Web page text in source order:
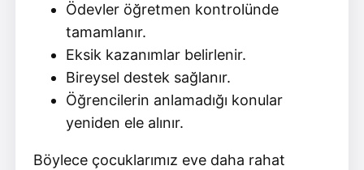
Ödevler öğretmen kontrolünde
tamamlanır.
Eksik kazanımlar belirlenir.
Bireysel destek sağlanır.
Öğrencilerin anlamadığı konular
yeniden ele alınır.
Böylece çocuklarımız eve daha rahat